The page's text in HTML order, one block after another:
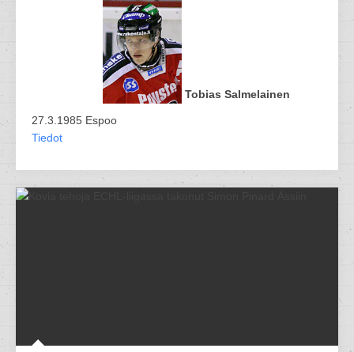
Tobias Salmelainen
27.3.1985 Espoo
Tiedot